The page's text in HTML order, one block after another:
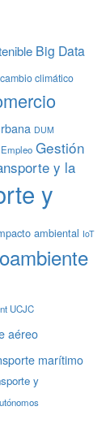
Big Data
cambio climático
DUM
Empleo Gestión
y la
y
ambiental IoT
UCJC
aéreo
marítimo
y